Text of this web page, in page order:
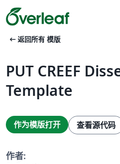
arrow_left_alt 返回所有 模版
PUT CREEF
Template
作为模版打开 查看源代码
作者: